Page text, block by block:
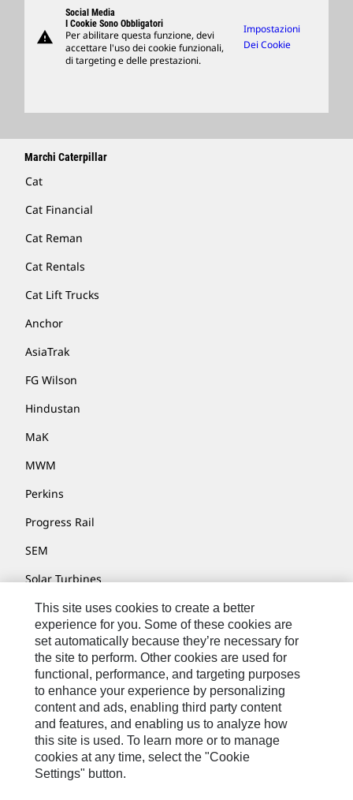
Support
Merchandising
Trova Un Dealer
warning
Social Media
I Cookie Sono Obbligatori
Per abilitare questa funzione, devi
accettare l'uso dei cookie funzionali,
di targeting e delle prestazioni.
Impostazioni
Dei Cookie
Marchi Caterpillar
Cat
Cat Financial
Cat Reman
Cat Rentals
Cat Lift Trucks
Anchor
AsiaTrak
FG Wilson
Hindustan
MaK
MWM
Perkins
Progress Rail
SEM
Solar Turbines
SPM Oil & Gas
Turner Powertrain Systems
Contatti
Mappa Del Sito
Cookie Settings
Informazioni Legali
This site uses cookies to create a better
experience for you. Some of these cookies are
set automatically because they’re necessary for
the site to perform. Other cookies are used for
functional, performance, and targeting purposes
to enhance your experience by personalizing
content and ads, enabling third party content
and features, and enabling us to analyze how
this site is used. To learn more or to manage
cookies at any time, select the "Cookie
Settings" button.